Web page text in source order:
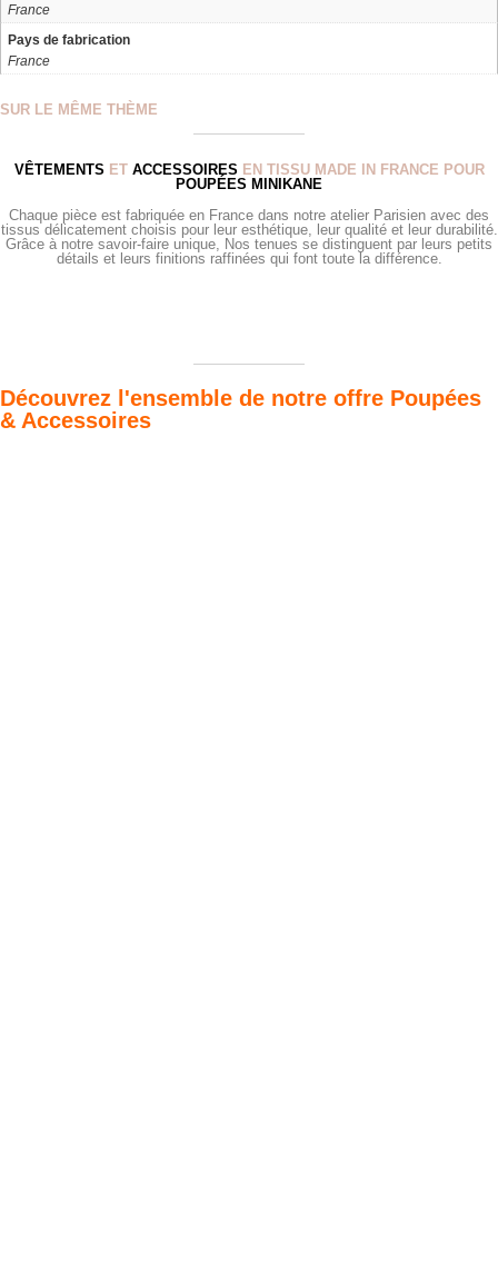
France
Pays de fabrication
France
SUR LE MÊME THÈME
VÊTEMENTS ET ACCESSOIRES EN TISSU MADE IN FRANCE POUR
POUPÉES MINIKANE
Chaque pièce est fabriquée en France dans notre atelier Parisien avec des
tissus délicatement choisis pour leur esthétique, leur qualité et leur durabilité.
Grâce à notre savoir-faire unique, Nos tenues se distinguent par leurs petits
détails et leurs finitions raffinées qui font toute la différence.
Découvrez l'ensemble de notre offre Poupées
& Accessoires